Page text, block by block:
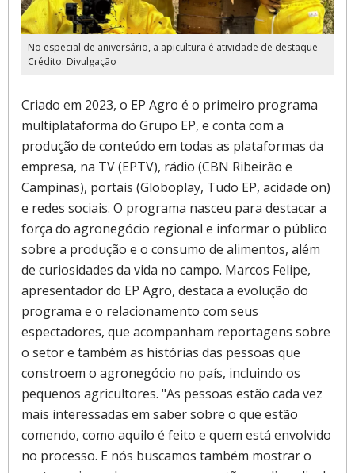
No especial de aniversário, a apicultura é atividade de destaque -
Crédito: Divulgação
Criado em 2023, o EP Agro é o primeiro programa
multiplataforma do Grupo EP, e conta com a
produção de conteúdo em todas as plataformas da
empresa, na TV (EPTV), rádio (CBN Ribeirão e
Campinas), portais (Globoplay, Tudo EP, acidade on)
e redes sociais. O programa nasceu para destacar a
força do agronegócio regional e informar o público
sobre a produção e o consumo de alimentos, além
de curiosidades da vida no campo. Marcos Felipe,
apresentador do EP Agro, destaca a evolução do
programa e o relacionamento com seus
espectadores, que acompanham reportagens sobre
o setor e também as histórias das pessoas que
constroem o agronegócio no país, incluindo os
pequenos agricultores. "As pessoas estão cada vez
mais interessadas em saber sobre o que estão
comendo, como aquilo é feito e quem está envolvido
no processo. E nós buscamos também mostrar o